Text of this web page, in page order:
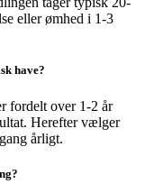
eller ømhed i 1-3
have?
fordelt over 1-2 år
Herefter vælger
årligt.